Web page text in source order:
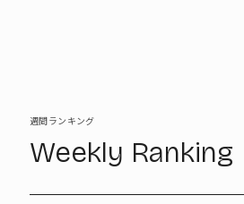
週間ランキング
Weekly Ranking